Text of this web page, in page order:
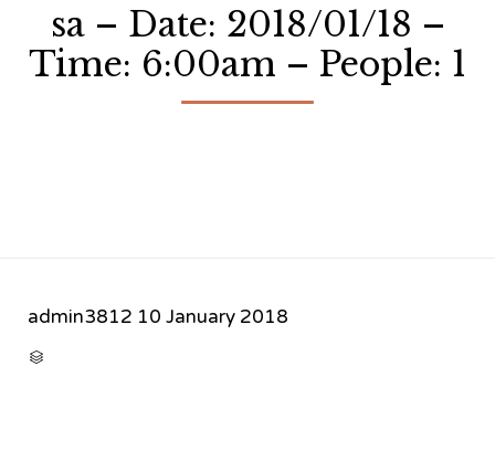
sa – Date: 2018/01/18 –
Time: 6:00am – People: 1
admin3812 10 January 2018
